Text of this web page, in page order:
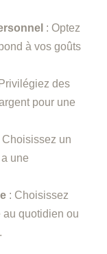
: Optez
à vos goûts
des
pour une
Choisissez un
une
: Choisissez
au quotidien ou